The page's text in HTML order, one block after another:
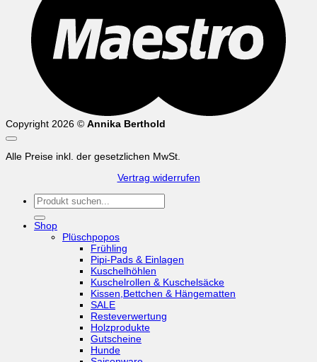
Copyright 2026 © Annika Berthold
Alle Preise inkl. der gesetzlichen MwSt.
Vertrag widerrufen
Suchen
nach:
Shop
Plüschpopos
Frühling
Pipi-Pads & Einlagen
Kuschelhöhlen
Kuschelrollen & Kuschelsäcke
Kissen,Bettchen & Hängematten
SALE
Resteverwertung
Holzprodukte
Gutscheine
Hunde